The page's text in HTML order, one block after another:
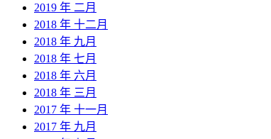
2019 年 二月
2018 年 十二月
2018 年 九月
2018 年 七月
2018 年 六月
2018 年 三月
2017 年 十一月
2017 年 九月